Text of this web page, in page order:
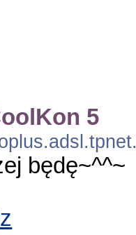
5
będę~^^~